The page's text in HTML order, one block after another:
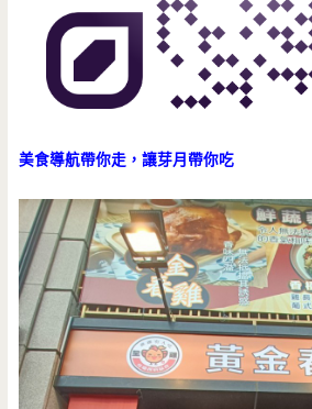
美食導航帶你走，讓芽月帶你吃